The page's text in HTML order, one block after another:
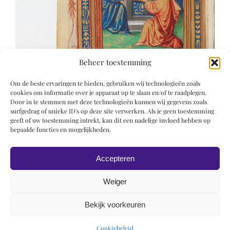
Beheer toestemming
Om de beste ervaringen te bieden, gebruiken wij technologieën zoals
cookies om informatie over je apparaat op te slaan en/of te raadplegen.
Door in te stemmen met deze technologieën kunnen wij gegevens zoals
surfgedrag of unieke ID's op deze site verwerken. Als je geen toestemming
geeft of uw toestemming intrekt, kan dit een nadelige invloed hebben op
bepaalde functies en mogelijkheden.
Accepteren
Weiger
Bekijk voorkeuren
Cookiebeleid
© 2019 Roel Wiechers | Powered by